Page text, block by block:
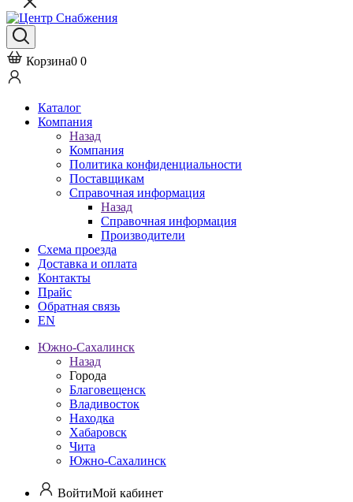
Корзина0 0
Каталог
Компания
Назад
Компания
Политика конфиденциальности
Поставщикам
Справочная информация
Назад
Справочная информация
Производители
Схема проезда
Доставка и оплата
Контакты
Прайс
Обратная связь
EN
Южно-Сахалинск
Назад
Города
Благовещенск
Владивосток
Находка
Хабаровск
Чита
Южно-Сахалинск
ВойтиМой кабинет